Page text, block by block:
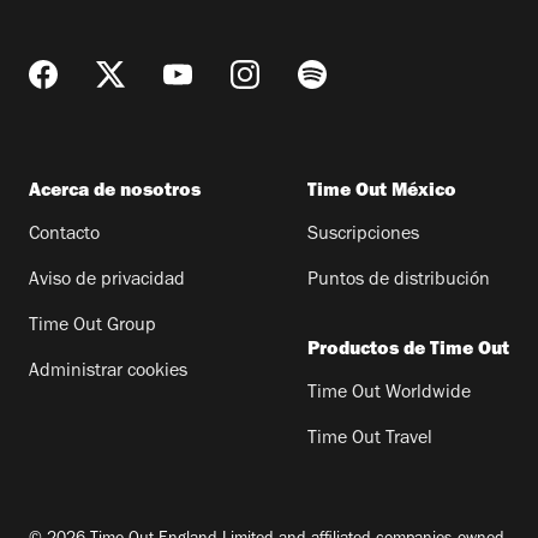
Acerca de nosotros
Contacto
Aviso de privacidad
Time Out Group
Administrar cookies
Time Out México
Suscripciones
Puntos de distribución
Productos de Time Out
Time Out Worldwide
Time Out Travel